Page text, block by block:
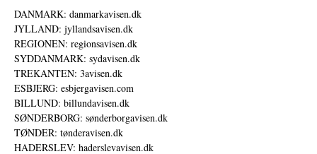
DANMARK: danmarkavisen.dk
JYLLAND: jyllandsavisen.dk
REGIONEN: regionsavisen.dk
SYDDANMARK: sydavisen.dk
TREKANTEN: 3avisen.dk
ESBJERG: esbjergavisen.com
BILLUND: billundavisen.dk
SØNDERBORG: sønderborgavisen.dk
TØNDER: tønderavisen.dk
HADERSLEV: haderslevavisen.dk